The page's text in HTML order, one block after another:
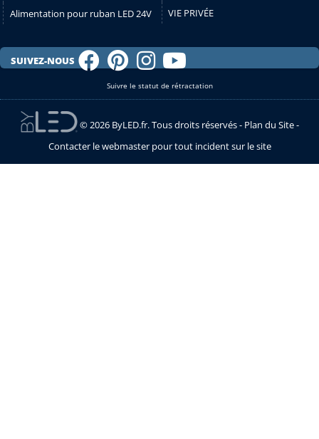
Alimentation pour ruban LED 24V
VIE PRIVÉE
SUIVEZ-NOUS
Suivre le statut de rétractation
© 2026 ByLED.fr. Tous droits réservés - Plan du Site-
Contacter le webmaster pour tout incident sur le site